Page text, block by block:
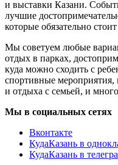
и выставки Казани.
лучшие
которые обязательно
Мы советуем любые
отдых в парках,
куда можно сходить с
спортивные мероприятия,
и отдыха с семьей, и
Мы в социальных сетях
Вконтакте
КудаКазань в
КудаКазань в